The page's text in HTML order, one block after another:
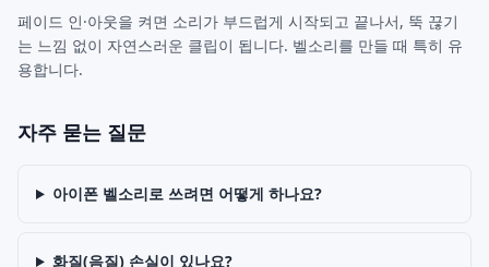
페이드 인·아웃을 켜면 소리가 부드럽게 시작되고 끝나서, 뚝 끊기
는 느낌 없이 자연스러운 클립이 됩니다. 벨소리를 만들 때 특히 유
용합니다.
자주 묻는 질문
아이폰 벨소리로 쓰려면 어떻게 하나요?
화질(음질) 손실이 있나요?